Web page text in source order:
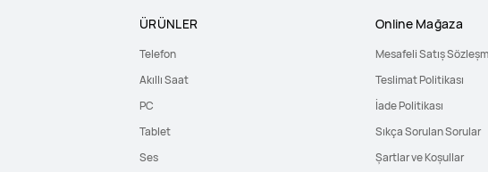
ÜRÜNLER
Telefon
Akıllı Saat
PC
Tablet
Ses
Online Mağaza
Mesafeli Satış
Teslimat Politikası
İade Politikası
Sıkça Sorulan Sorular
Şartlar ve Koşullar